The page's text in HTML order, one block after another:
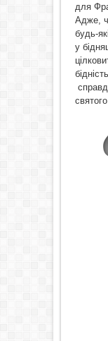
для
Адже,
будь-
у